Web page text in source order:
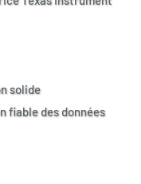
solide
fiable des données